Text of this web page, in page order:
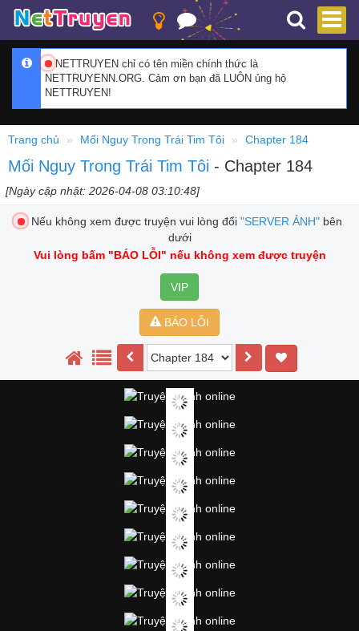
NETTRUYEN chỉ có tên miền chính thức là
NETTRUYENN.ORG. Cảm ơn bạn đã LUÔN ủng hộ
NETTRUYEN!
Trang chủ Mối Nguy Trong Trái Tim Tôi Chapter 184
Mối Nguy Trong Trái Tim Tôi - Chapter 184
[Ngày cập nhật: 2026-04-08 03:10:48]
Nếu không xem được truyện vui lòng đổi "SERVER ẢNH"bên
dưới
Vui lòng bấm "BÁO LỖI" nếu không xem được truyện
VIP
BÁO LỖI